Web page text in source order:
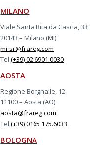
MILANO
Viale Santa Rita da Cascia, 33
20143 – Milano (MI)
mi-sr@frareg.com
Tel(+39) 02 6901.0030
AOSTA
Regione Borgnalle, 12
11100 – Aosta (AO)
aosta@frareg.com
Tel(+39) 0165 175.6033
BOLOGNA